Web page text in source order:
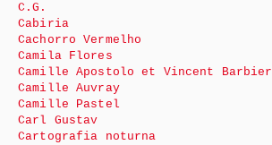
C.G.
Cabiria
Cachorro Vermelho
Camila Flores
Camille Apostolo et Vincent Barbier
Camille Auvray
Camille Pastel
Carl Gustav
Cartografia noturna